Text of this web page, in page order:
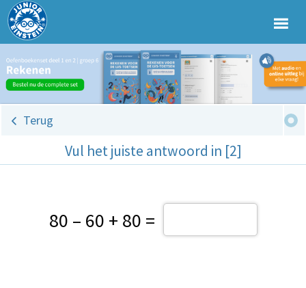
Terug
Vul het juiste antwoord in [2]
80 – 60 + 80 =